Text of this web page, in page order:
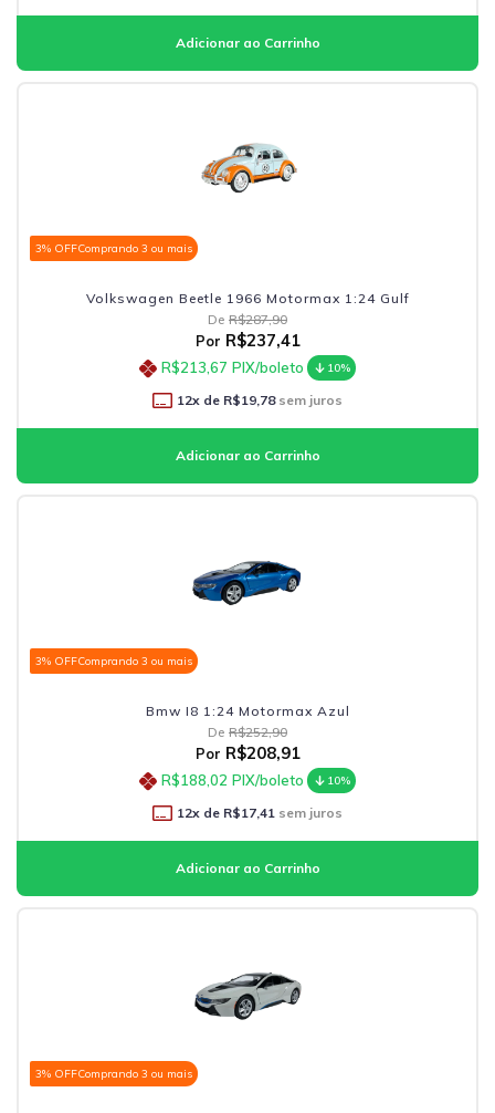
3% OFFComprando 3 ou mais
Volkswagen Beetle 1966 Motormax 1:24 Gulf
De R$287,90
Por R$237,41
R$213,67 PIX/boleto 10%
12x de R$19,78sem juros
3% OFFComprando 3 ou mais
Bmw I8 1:24 Motormax Azul
De R$252,90
Por R$208,91
R$188,02 PIX/boleto 10%
12x de R$17,41 sem juros
3% OFFComprando 3 ou mais